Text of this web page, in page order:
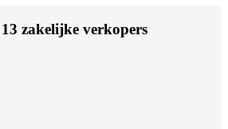
zakelijke verkopers